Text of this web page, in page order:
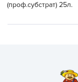
(проф.субстрат) 25л.